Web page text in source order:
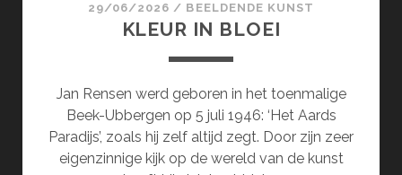
29/06/2026 / BEELDENDE KUNST
KLEUR IN BLOEI
Jan Rensen werd geboren in het toenmalige
Beek-Ubbergen op 5 juli 1946: ‘Het Aards
Paradijs’, zoals hij zelf altijd zegt. Door zijn zeer
eigenzinnige kijk op de wereld van de kunst